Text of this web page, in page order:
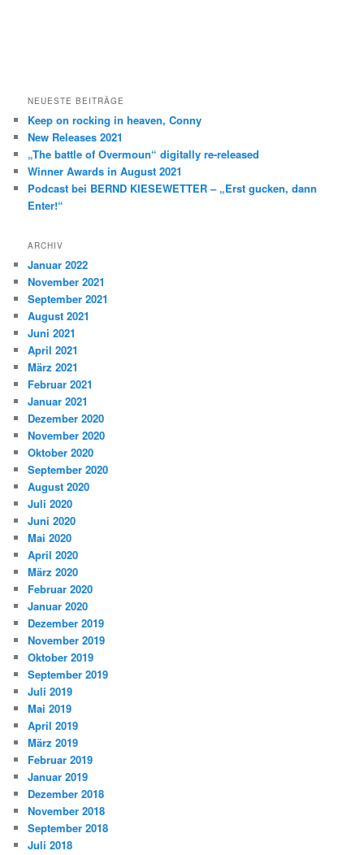
NEUESTE BEITRÄGE
Keep on rocking in heaven, Conny
New Releases 2021
„The battle of Overmoun“ digitally re-released
Winner Awards in August 2021
Podcast bei BERND KIESEWETTER – „Erst gucken, dann
Enter!“
ARCHIV
Januar 2022
November 2021
September 2021
August 2021
Juni 2021
April 2021
März 2021
Februar 2021
Januar 2021
Dezember 2020
November 2020
Oktober 2020
September 2020
August 2020
Juli 2020
Juni 2020
Mai 2020
April 2020
März 2020
Februar 2020
Januar 2020
Dezember 2019
November 2019
Oktober 2019
September 2019
Juli 2019
Mai 2019
April 2019
März 2019
Februar 2019
Januar 2019
Dezember 2018
November 2018
September 2018
Juli 2018